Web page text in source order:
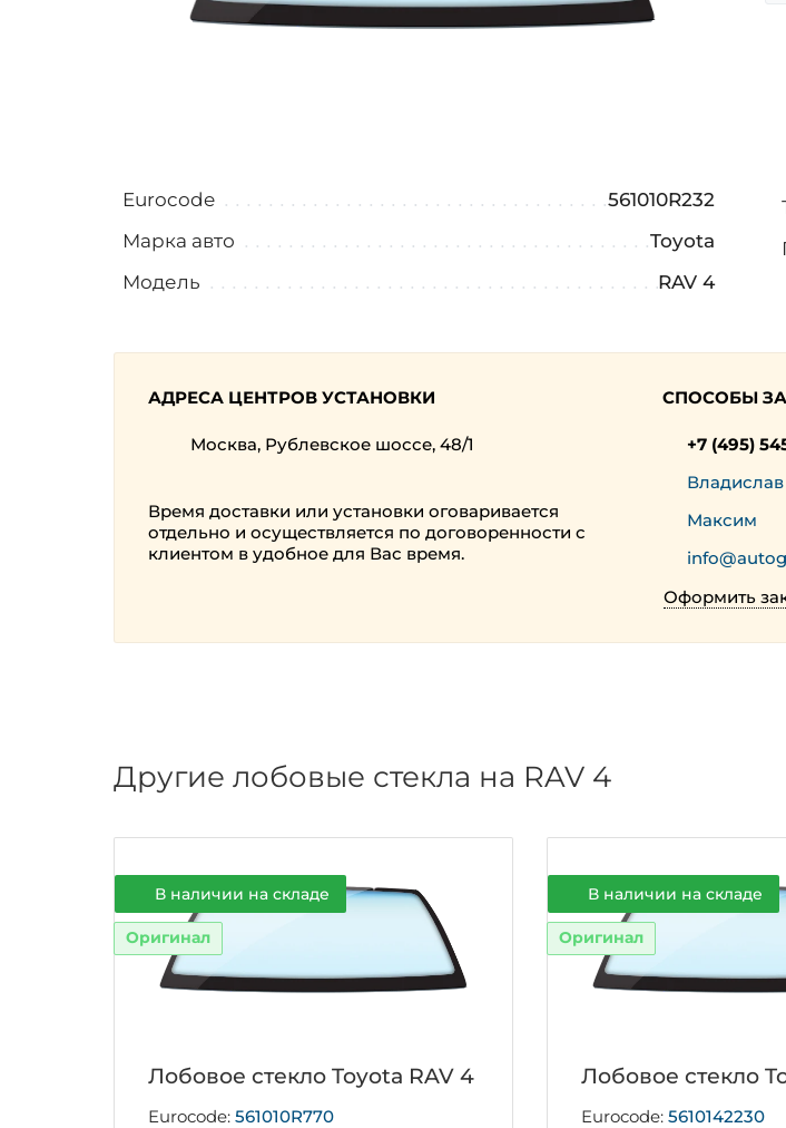
Eurocode
561010R232
Марка авто
Toyota
Модель
RAV 4
АДРЕСА ЦЕНТРОВ УСТАНОВКИ
Москва, Рублевское шоссе, 48/1
Время доставки или установки оговаривается
отдельно и осуществляется по договоренности с
клиентом в удобное для Вас время.
СПОСОБЫ
+7 (495)
Владислав
Максим
Оформить
Другие лобовые стекла на RAV 4
В наличии на складе
Оригинал
Лобовое стекло Toyota RAV 4
Eurocode: 561010R770
В наличии на складе
Оригинал
Лобовое стекло
Eurocode: 5610142230